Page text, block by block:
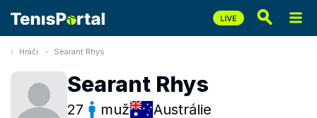
Hráči Searant Rhys
Searant Rhys
27 muž Austrálie